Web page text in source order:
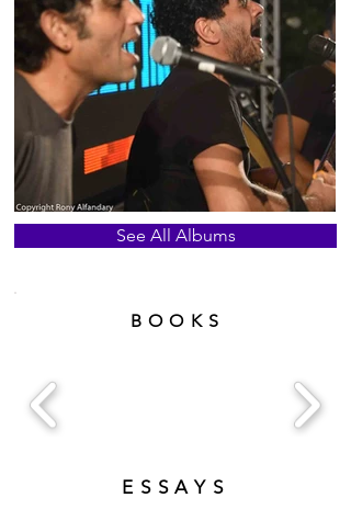
See All Albums
BOOKS
ESSAYS